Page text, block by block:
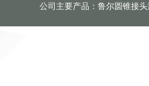
公司主要产品：鲁尔圆锥接